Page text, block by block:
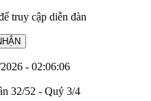
truy cập diễn đàn
- 02:06:06
32/52 - Quý 3/4